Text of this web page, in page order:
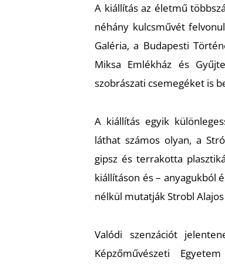
A kiállítás az életmű
néhány kulcsművét
Galéria, a Budapesti
Miksa Emlékház és
szobrászati csemegéket is
A kiállítás egyik
láthat számos olyan, a
gipsz és terrakotta
kiállításon és – anyagukból
nélkül mutatják Strobl
Valódi szenzációt
Képzőművészeti